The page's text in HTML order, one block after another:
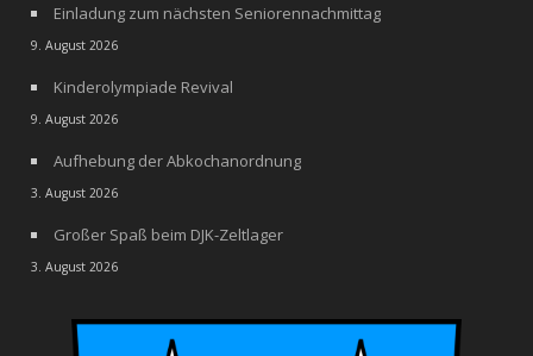
Einladung zum nächsten Seniorennachmittag
9. August 2026
Kinderolympiade Revival
9. August 2026
Aufhebung der Abkochanordnung
3. August 2026
Großer Spaß beim DJK-Zeltlager
3. August 2026